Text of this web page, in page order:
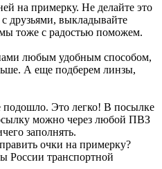
на примерку. Не делайте это
друзьями, выкладывайте
тоже с радостью поможем.
любым удобным способом,
А еще подберем линзы,
подошло. Это легко! В посылке
можно через любой ПВЗ
заполнять.
очки на примерку?
России транспортной